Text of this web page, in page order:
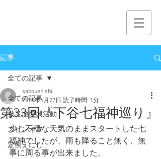
記事
全ての記事
被災地復興活動
スピンオフ
定例えにし
全ての記事
第33回『下谷七福神巡り』
sabouenishi
2015年6月27日 読了時間: 1分
少し不穏な天気のままスタートした七
福神でしたが、雨も降ること無く、無
事に周る事が出来ました。